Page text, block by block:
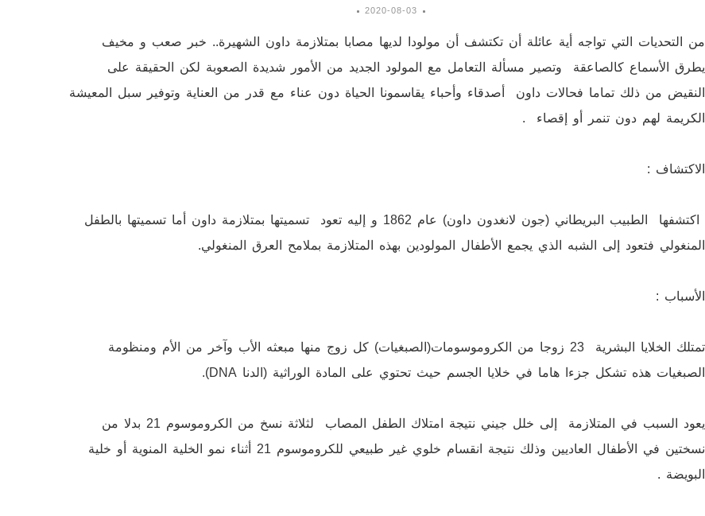
2020-08-03
من التحديات التي تواجه أية عائلة أن تكتشف أن مولودا لديها مصابا بمتلازمة داون الشهيرة.. خبر صعب و مخيف
يطرق الأسماع كالصاعقة وتصير مسألة التعامل مع المولود الجديد من الأمور شديدة الصعوبة لكن الحقيقة على
النقيض من ذلك تماما فحالات داون أصدقاء وأحباء يقاسمونا الحياة دون عناء مع قدر من العناية وتوفير سبل المعيشة
الكريمة لهم دون تنمر أو إقصاء .
الاكتشاف :
اكتشفها الطبيب البريطاني (جون لانغدون داون) عام 1862 و إليه تعود تسميتها بمتلازمة داون أما تسميتها بالطفل
المنغولي فتعود إلى الشبه الذي يجمع الأطفال المولودين بهذه المتلازمة بملامح العرق المنغولي.
الأسباب :
تمتلك الخلايا البشرية 23 زوجا من الكروموسومات(الصبغيات) كل زوج منها مبعثه الأب وآخر من الأم ومنظومة
الصبغيات هذه تشكل جزءا هاما في خلايا الجسم حيث تحتوي على المادة الوراثية (الدنا DNA).
يعود السبب في المتلازمة إلى خلل جيني نتيجة امتلاك الطفل المصاب لثلاثة نسخ من الكروموسوم 21 بدلا من
نسختين في الأطفال العاديين وذلك نتيجة انقسام خلوي غير طبيعي للكروموسوم 21 أثناء نمو الخلية المنوية أو خلية
البويضة .